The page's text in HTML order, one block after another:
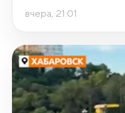
вчера, 21:01